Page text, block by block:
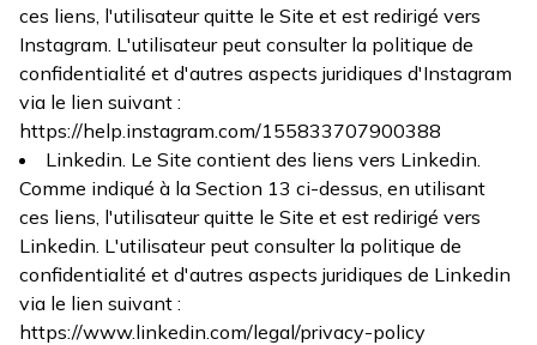
ces liens, l'utilisateur quitte le Site et est redirigé vers
Instagram. L'utilisateur peut consulter la politique de
confidentialité et d'autres aspects juridiques d'Instagram
via le lien suivant :
https://help.instagram.com/155833707900388
Linkedin. Le Site contient des liens vers Linkedin.
Comme indiqué à la Section 13 ci-dessus, en utilisant
ces liens, l'utilisateur quitte le Site et est redirigé vers
Linkedin. L'utilisateur peut consulter la politique de
confidentialité et d'autres aspects juridiques de Linkedin
via le lien suivant :
https://www.linkedin.com/legal/privacy-policy